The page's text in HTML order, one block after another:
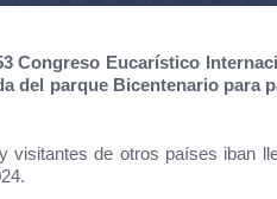
Congreso Eucarístico
del parque Bicentenario para
de otros países iban